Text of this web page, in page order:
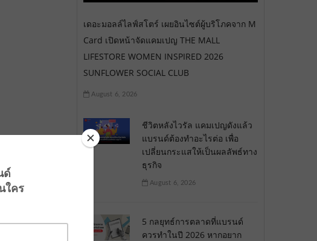
เดอะมอลล์ไลฟ์สโตร์ เผยอินไซต์ผู้บริโภคจาก M
Card เปิดหน้าจัดแคมเปญ THE MALL
LIFESTORE WOMEN INSPIRED 2026
SUNFLOWER SOCIAL CLUB
August 6, 2026
ชีวิตหลังไวรัล แคมเปญดังแล้ว
แบรนด์ต้องทำอะไรต่อ เพื่อ
เปลี่ยนกระแสให้เป็นผลลัพธ์ทาง
ธุรกิจ
August 6, 2026
5 กลยุทธ์การตลาดที่แบรนด์
ควรทำในปี 2026 หากอยาก